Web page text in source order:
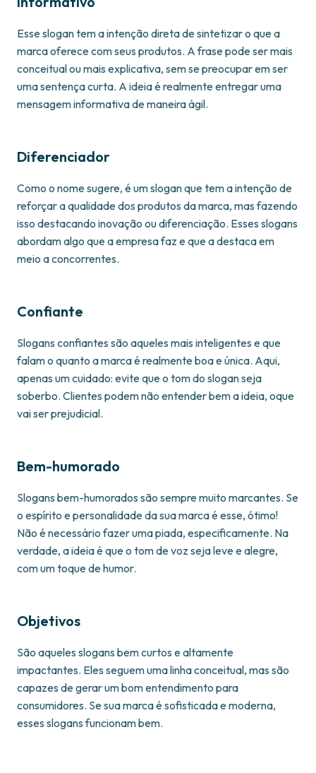
Esse slogan tem a intenção direta de sintetizar o que a
marca oferece com seus produtos. A frase pode ser mais
conceitual ou mais explicativa, sem se preocupar em ser
uma sentença curta. A ideia é realmente entregar uma
mensagem informativa de maneira ágil.
Diferenciador
Como o nome sugere, é um slogan que tem a intenção de
reforçar a qualidade dos produtos da marca, mas fazendo
isso destacando inovação ou diferenciação. Esses slogans
abordam algo que a empresa faz e que a destaca em
meio a concorrentes.
Confiante
Slogans confiantes são aqueles mais inteligentes e que
falam o quanto a marca é realmente boa e única. Aqui,
apenas um cuidado: evite que o tom do slogan seja
soberbo. Clientes podem não entender bem a ideia, oque
vai ser prejudicial.
Bem-humorado
Slogans bem-humorados são sempre muito marcantes. Se
o espírito e personalidade da sua marca é esse, ótimo!
Não é necessário fazer uma piada, especificamente. Na
verdade, a ideia é que o tom de voz seja leve e alegre,
com um toque de humor.
Objetivos
São aqueles slogans bem curtos e altamente
impactantes. Eles seguem uma linha conceitual, mas são
capazes de gerar um bom entendimento para
consumidores. Se sua marca é sofisticada e moderna,
esses slogans funcionam bem.